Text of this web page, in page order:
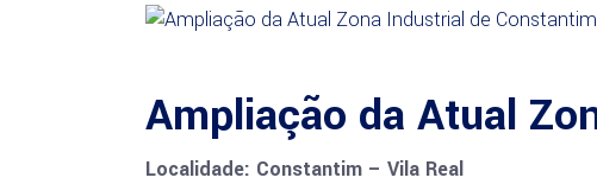
Ampliação da Atual
Localidade: Constantim – Vila Real